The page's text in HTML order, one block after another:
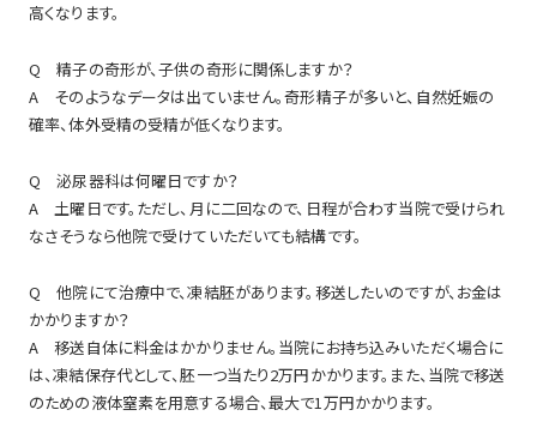
高くなります。
Q 精子の奇形が、子供の奇形に関係しますか？
A そのようなデータは出ていません。奇形精子が多いと、自然妊娠の
確率、体外受精の受精が低くなります。
Q 泌尿器科は何曜日ですか？
A 土曜日です。ただし、月に二回なので、日程が合わす当院で受けられ
なさそうなら他院で受けていただいても結構です。
Q 他院にて治療中で、凍結胚があります。移送したいのですが、お金は
かかりますか？
A 移送自体に料金はかかりません。当院にお持ち込みいただく場合に
は、凍結保存代として、胚一つ当たり2万円かかります。また、当院で移送
のための液体窒素を用意する場合、最大で1万円かかります。